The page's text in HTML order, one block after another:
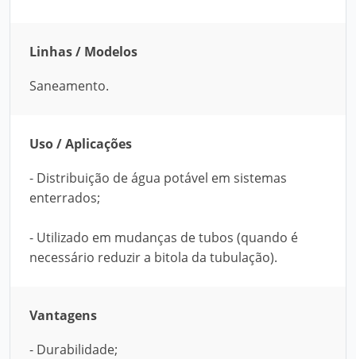
Linhas / Modelos
Saneamento.
Uso / Aplicações
- Distribuição de água potável em sistemas
enterrados;
- Utilizado em mudanças de tubos (quando é
necessário reduzir a bitola da tubulação).
Vantagens
- Durabilidade;